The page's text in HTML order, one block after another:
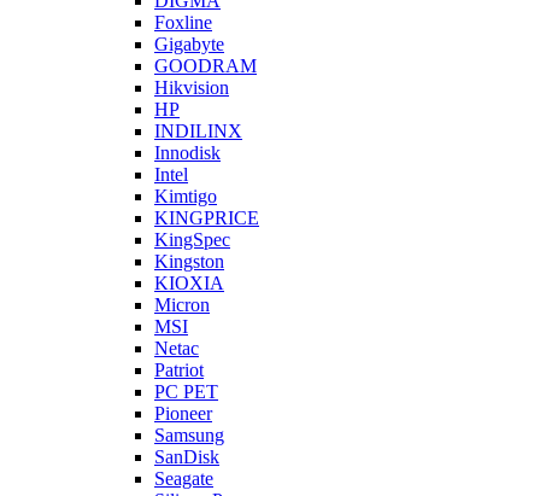
Foxline
Gigabyte
GOODRAM
Hikvision
HP
INDILINX
Innodisk
Intel
Kimtigo
KINGPRICE
KingSpec
Kingston
KIOXIA
Micron
MSI
Netac
Patriot
PC PET
Pioneer
Samsung
SanDisk
Seagate